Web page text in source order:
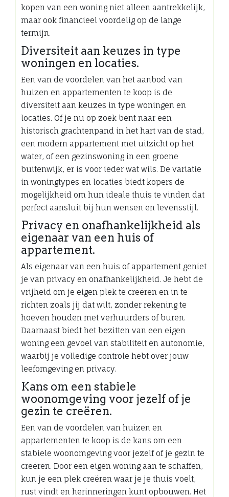
kopen van een woning niet alleen aantrekkelijk,
maar ook financieel voordelig op de lange
termijn.
Diversiteit aan keuzes in type
woningen en locaties.
Een van de voordelen van het aanbod van
huizen en appartementen te koop is de
diversiteit aan keuzes in type woningen en
locaties. Of je nu op zoek bent naar een
historisch grachtenpand in het hart van de stad,
een modern appartement met uitzicht op het
water, of een gezinswoning in een groene
buitenwijk, er is voor ieder wat wils. De variatie
in woningtypes en locaties biedt kopers de
mogelijkheid om hun ideale thuis te vinden dat
perfect aansluit bij hun wensen en levensstijl.
Privacy en onafhankelijkheid als
eigenaar van een huis of
appartement.
Als eigenaar van een huis of appartement geniet
je van privacy en onafhankelijkheid. Je hebt de
vrijheid om je eigen plek te creëren en in te
richten zoals jij dat wilt, zonder rekening te
hoeven houden met verhuurders of buren.
Daarnaast biedt het bezitten van een eigen
woning een gevoel van stabiliteit en autonomie,
waarbij je volledige controle hebt over jouw
leefomgeving en privacy.
Kans om een stabiele
woonomgeving voor jezelf of je
gezin te creëren.
Een van de voordelen van huizen en
appartementen te koop is de kans om een
stabiele woonomgeving voor jezelf of je gezin te
creëren. Door een eigen woning aan te schaffen,
kun je een plek creëren waar je je thuis voelt,
rust vindt en herinneringen kunt opbouwen. Het